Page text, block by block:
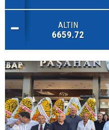
ALTIN
6659.72